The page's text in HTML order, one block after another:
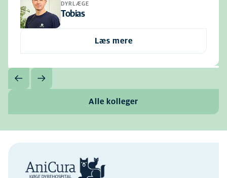
DYRLÆGE
Tobias
Læs mere
Alle kolleger